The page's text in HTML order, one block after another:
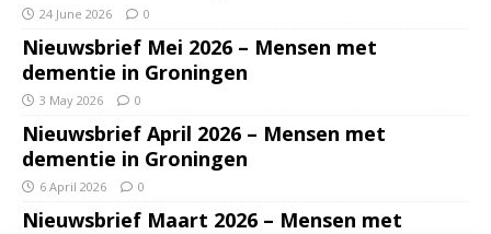
24 June 2026 0
Nieuwsbrief Mei 2026 – Mensen met
dementie in Groningen
3 May 2026 0
Nieuwsbrief April 2026 – Mensen met
dementie in Groningen
6 April 2026 0
Nieuwsbrief Maart 2026 – Mensen met